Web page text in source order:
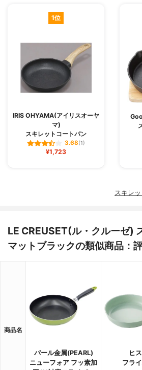
1位
IRIS OHYAMA(アイリスオーヤ
マ)
スキレットコートパン
3.68(1)
¥1,723
スキレ
LE CREUSET(ル・クルーゼ)
マットブラックの類似商品：
商品名
パール金属(PEARL)
ニューフォア フッ素加
ヒ
フラ